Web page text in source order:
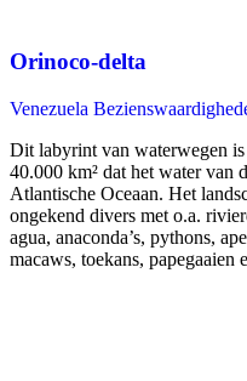
Orinoco-delta
Venezuela
Dit labyrint van waterwegen is
40.000 km² dat het water van
Atlantische Oceaan. Het
ongekend divers met o.a.
agua, anaconda’s, pythons,
macaws, toekans, papegaaien